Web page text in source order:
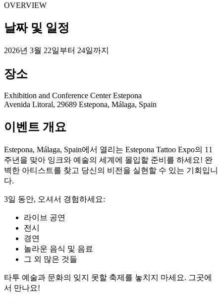
OVERVIEW
날짜 및 일정
2026년 3월 22일부터 24일까지
장소
Exhibition and Conference Center Estepona
Avenida Litoral, 29689 Estepona, Málaga, Spain
이벤트 개요
Estepona, Málaga, Spain에서 열리는 Estepona Tattoo Expo의 11
주년을 맞아 잉크와 예술의 세계에 몰입할 준비를 하세요! 완
벽한 아티스트를 찾고 당신의 비전을 실현할 수 있는 기회입니
다.
3일 동안, 오셔서 경험하세요:
라이브 공연
전시
경연
놀라운 음식 및 음료
그 외 많은 것들
타투 예술과 문화의 잊지 못할 축제를 놓치지 마세요. 그곳에
서 만나요!